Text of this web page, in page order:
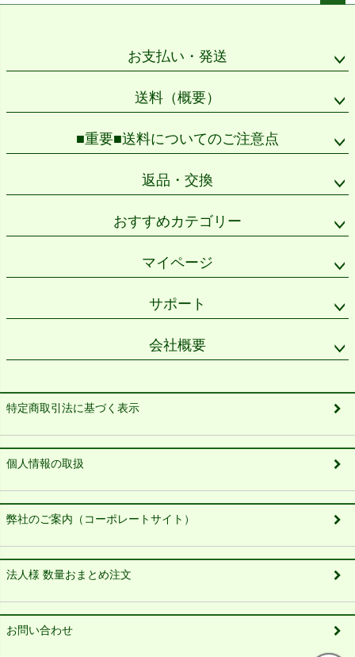
お支払い・発送
送料（概要）
■重要■送料についてのご注意点
返品・交換
おすすめカテゴリー
マイページ
サポート
会社概要
特定商取引法に基づく表示
個人情報の取扱
弊社のご案内（コーポレートサイト）
法人様 数量おまとめ注文
お問い合わせ